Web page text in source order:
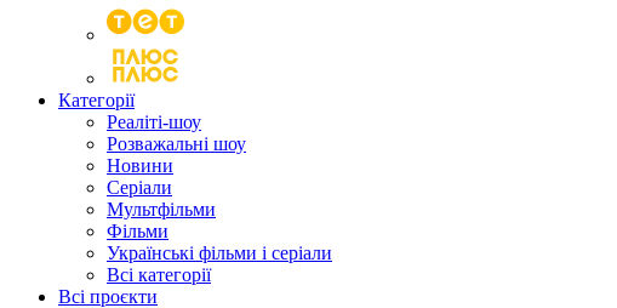
Категорії
Реаліті-шоу
Розважальні шоу
Новини
Серіали
Мультфільми
Фільми
Українські фільми і серіали
Всі категорії
Всі проєкти